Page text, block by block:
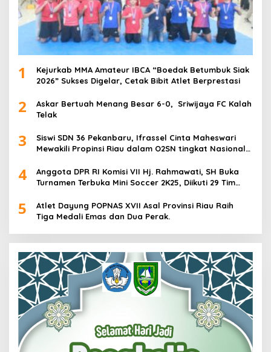
1
Kejurkab MMA Amateur IBCA “Boedak Betumbuk Siak
2026” Sukses Digelar, Cetak Bibit Atlet Berprestasi
2
Askar Bertuah Menang Besar 6-0, Sriwijaya FC Kalah
Telak
3
Siswi SDN 36 Pekanbaru, Ifrassel Cinta Maheswari
Mewakili Propinsi Riau dalam O2SN tingkat Nasional
4
Anggota DPR RI Komisi VII Hj. Rahmawati, SH Buka
Turnamen Terbuka Mini Soccer 2K25, Diikuti 29 Tim
5
Atlet Dayung POPNAS XVII Asal Provinsi Riau Raih
Tiga Medali Emas dan Dua Perak.